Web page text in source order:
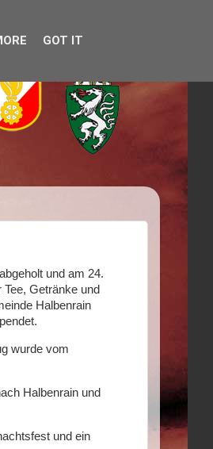
und am 24.
Getränke und
Halbenrain
wurde vom
Halbenrain und
und ein
GOT IT